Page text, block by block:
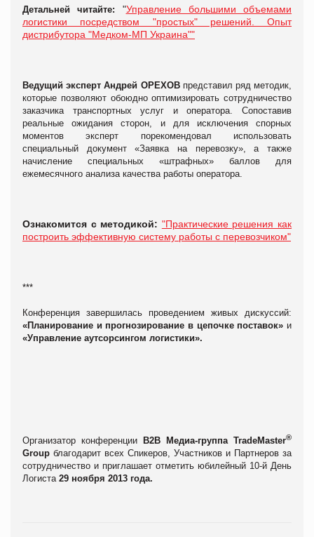
Детальней читайте: "Управление большими объемами
логистики посредством "простых" решений. Опыт
дистрибутора "Медком-МП Украина""
Ведущий эксперт Андрей ОРЕХОВ представил ряд методик,
которые позволяют обоюдно оптимизировать сотрудничество
заказчика транспортных услуг и оператора. Сопоставив
реальные ожидания сторон, и для исключения спорных
моментов эксперт порекомендовал использовать
специальный документ «Заявка на перевозку», а также
начисление специальных «штрафных» баллов для
ежемесячного анализа качества работы оператора.
Ознакомится с методикой: "Практические решения как
построить эффективную систему работы с перевозчиком"
***
Конференция завершилась проведением живых дискуссий:
«Планирование и прогнозирование в цепочке поставок» и
«Управление аутсорсингом логистики».
Организатор конференции В2В Медиа-группа TradeMaster®
Group благодарит всех Спикеров, Участников и Партнеров за
сотрудничество и приглашает отметить юбилейный 10-й День
Логиста 29 ноября 2013 года.